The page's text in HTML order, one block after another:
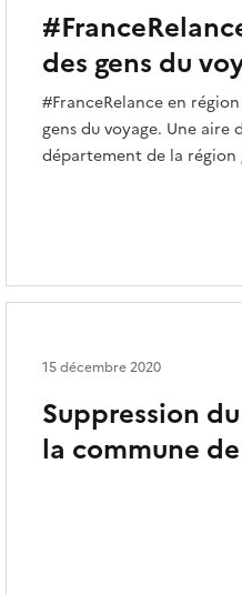
des gens du
#FranceRelance en
gens du voyage. Une aire
département de la région
Suppression
la commune
15 décembre 2020